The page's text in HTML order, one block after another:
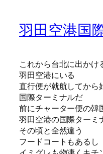
羽田空港国
これから台北に出かけ
羽田空港にいる
直行便が就航してから
国際ターミナルだ
前にチャーター便の韓
羽田空港の国際ターミ
その頃と全然違う
フードコートもあるし